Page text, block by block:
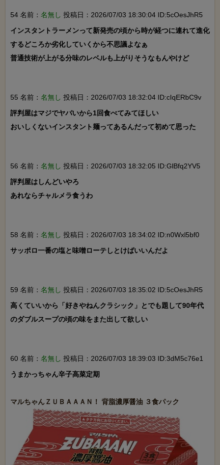
54 名前： 名無し 投稿日：2026/07/03 18:30:04 ID:5cOesJhR5
インスタントラーメンって新発売の頃から時が経つに連れて進化
するどころか劣化していくから不思議よなぁ
普通技術が上がる分味のレベルも上がりそうなもんやけど
55 名前： 名無し 投稿日：2026/07/03 18:32:04 ID:cIqERbC9v
評判屋はマジでヤバいから1回食べてみてほしい
おいしくないインスタント麺ってあるんだって初めて思った
56 名前： 名無し 投稿日：2026/07/03 18:32:05 ID:GlBfq2YV5
評判屋はしんどいやろ
あれならチャルメラ食うわ
58 名前： 名無し 投稿日：2026/07/03 18:34:02 ID:n0Wxl5bf0
サッポロ一番の塩と味噌ローテしとけばいいんだよ
59 名前： 名無し 投稿日：2026/07/03 18:35:02 ID:5cOesJhR5
高くていいから「好きやねんクラシック」とでも題して90年代
のダブルスープの頃の味をまた出して欲しい
60 名前： 名無し 投稿日：2026/07/03 18:39:03 ID:3dM5c76e1
うまかっちゃん辛子高菜定期